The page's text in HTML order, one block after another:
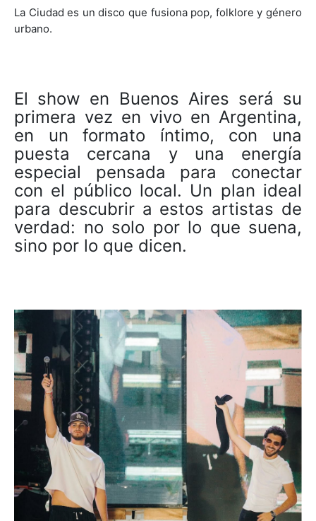
La Ciudad es un disco que fusiona pop, folklore y género
urbano.
El show en Buenos Aires será su
primera vez en vivo en Argentina,
en un formato íntimo, con una
puesta cercana y una energía
especial pensada para conectar
con el público local. Un plan ideal
para descubrir a estos artistas de
verdad: no solo por lo que suena,
sino por lo que dicen.